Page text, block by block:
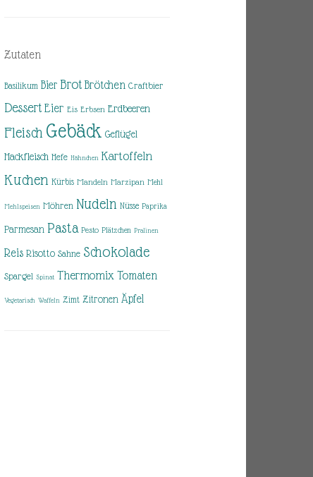
Zutaten
Basilikum Bier Brot Brötchen Craftbier
Dessert Eier Eis Erbsen Erdbeeren
Fleisch Gebäck Geflügel
Hackfleisch Hefe Hähnchen Kartoffeln
Kuchen Kürbis Mandeln Marzipan Mehl
Mehlspeisen Möhren Nudeln Nüsse Paprika
Parmesan Pasta Pesto Plätzchen Pralinen
Reis Risotto Sahne Schokolade
Spargel Spinat Thermomix Tomaten
Vegetarisch Waffeln Zimt Zitronen Äpfel